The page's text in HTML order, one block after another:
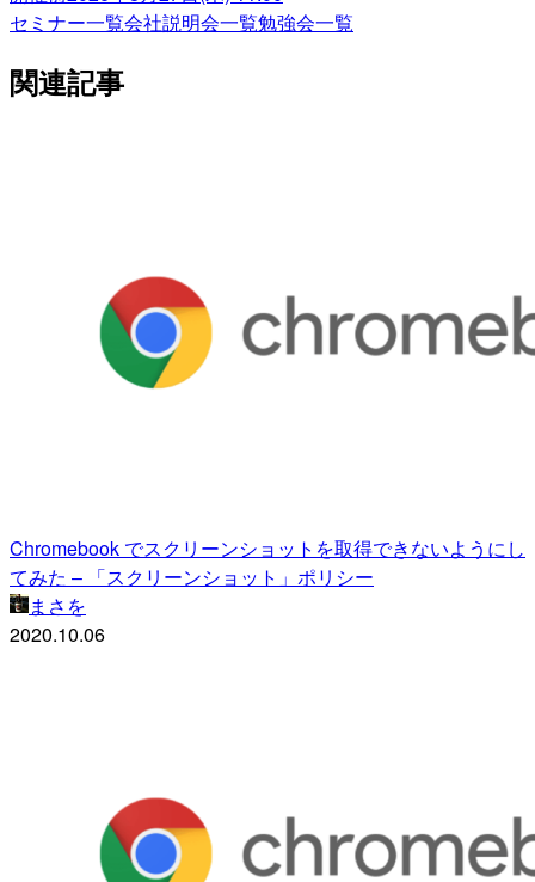
セミナー一覧会社説明会一覧勉強会一覧
関連記事
Chromebook でスクリーンショットを取得できないようにし
てみた – 「スクリーンショット」ポリシー
まさを
2020.10.06